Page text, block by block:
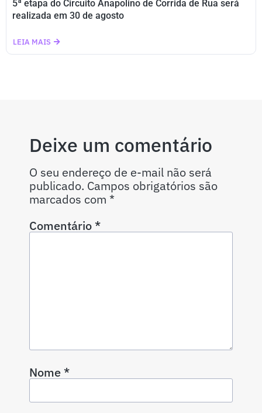
5ª etapa do Circuito Anapolino de Corrida de Rua será
realizada em 30 de agosto
LEIA MAIS
Deixe um comentário
O seu endereço de e-mail não será
publicado. Campos obrigatórios são
marcados com *
Comentário*
Nome*